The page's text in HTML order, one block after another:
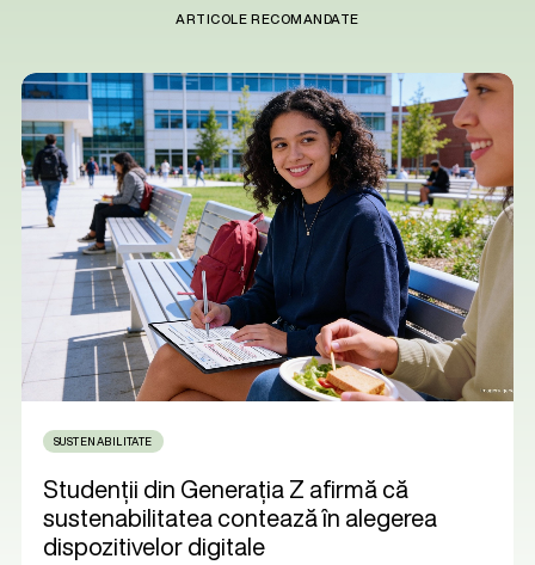
ARTICOLE RECOMANDATE
SUSTENABILITATE
Studenții din Generația Z afirmă că
sustenabilitatea contează în alegerea
dispozitivelor digitale